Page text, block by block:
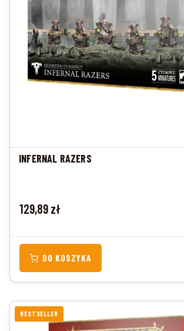
INFERNAL RAZERS
Cena
129,89 zł
DO KOSZYKA
BESTSELLER